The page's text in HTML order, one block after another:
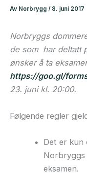
Av Norbrygg / 8. juni 2017
Norbryggs
de som har deltatt
ønsker å ta
https://goo.gl/
23. juni kl. 20:00.
Følgende regler
Det er kun
Norbryggs
eksamen.